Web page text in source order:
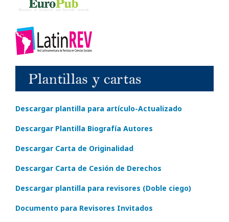
Descargar plantilla para artículo-Actualizado
Descargar Plantilla Biografía Autores
Descargar Carta de Originalidad
Descargar Carta de Cesión de Derechos
Descargar plantilla para revisores (Doble ciego)
Documento para Revisores Invitados